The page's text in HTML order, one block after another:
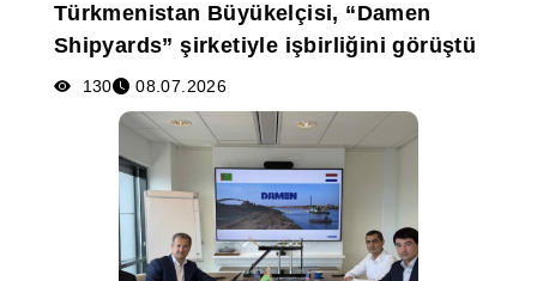
Yayınlar
Medya
Poster
Türkmenistan Büyükelçisi, “Damen
Shipyards” şirketiyle işbirliğini görüştü
130 08.07.2026